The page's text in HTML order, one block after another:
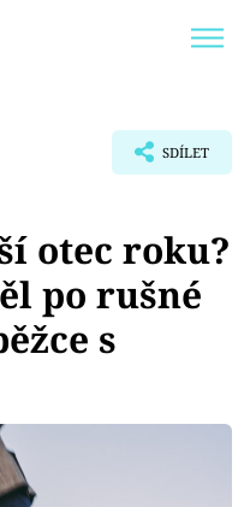
SDÍLET
otec roku?
po rušné
s